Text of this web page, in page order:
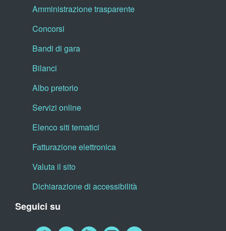
Amministrazione trasparente
Concorsi
Bandi di gara
Bilanci
Albo pretorio
Servizi online
Elenco siti tematici
Fatturazione elettronica
Valuta il sito
Dichiarazione di accessibilità
Seguici su